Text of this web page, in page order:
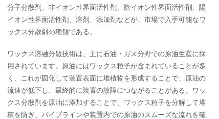
分子分散剤、非イオン性界面活性剤、陰イオン性界面活性剤、陽
イオン性界面活性剤、溶剤、添加剤などが、市場で入手可能なワ
ックス分散剤の種類である。
ワックス溶融分散技術は、主に石油・ガス分野での原油生産に採
用されています。原油にはワックス粒子が含まれていることが多
く、これが固化して装置表面に堆積物を形成することで、原油の
流速が低下し、最終的に装置の故障につながることがある。ワッ
クス分散剤を原油に添加することで、ワックス粒子を分解して堆
積を防ぎ、パイプラインや装置内での原油のスムーズな流れを確